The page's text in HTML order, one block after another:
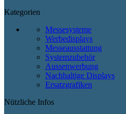
Kategorien
Messesysteme
Werbedisplays
Messeausstattung
Systemzubehör
Aussenwerbung
Nachhaltige Displays
Ersatzgrafiken
Nützliche Infos